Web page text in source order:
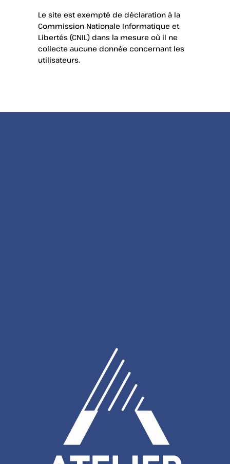
Le site est exempté de déclaration à la
Commission Nationale Informatique et
Libertés (CNIL) dans la mesure où il ne
collecte aucune donnée concernant les
utilisateurs.